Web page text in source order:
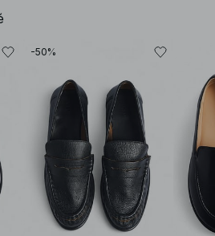
-50%